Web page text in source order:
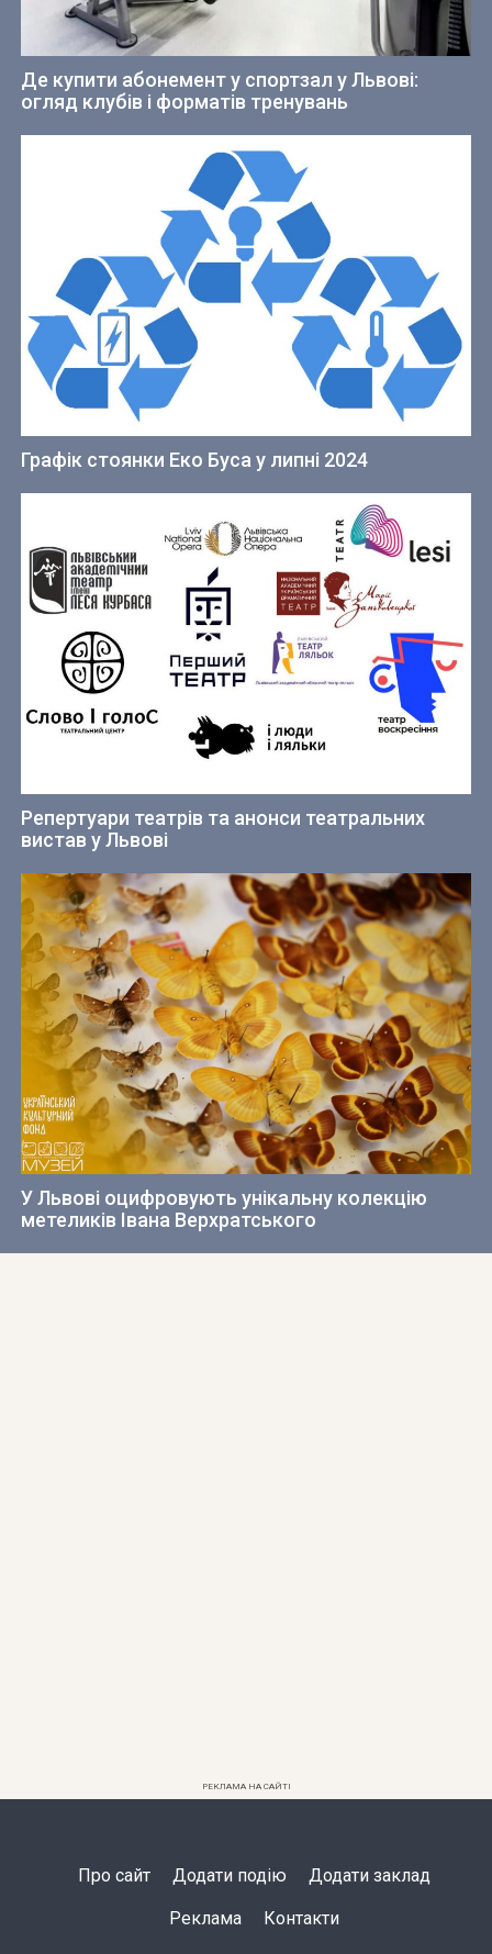
Де купити абонемент у спортзал у Львові:
огляд клубів і форматів тренувань
Графік стоянки Еко Буса у липні 2024
Репертуари театрів та анонси театральних
вистав у Львові
У Львові оцифровують унікальну колекцію
метеликів Івана Верхратського
РЕКЛАМА НА САЙТІ
Про сайт Додати подію Додати заклад
Реклама Контакти